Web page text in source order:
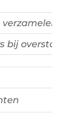
bij overstap